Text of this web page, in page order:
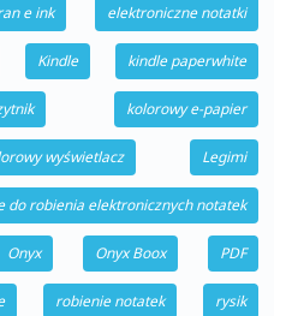
e ink elektroniczne notatki
Kindle kindle paperwhite
kolorowy e-papier
wyświetlacz Legimi
do robienia elektronicznych notatek
Onyx Onyx Boox PDF
robienie notatek rysik